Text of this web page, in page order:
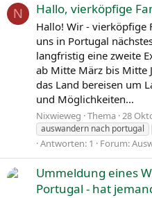
N Hallo, vierköpfige
Hallo! Wir - vierköpfige
uns in Portugal
langfristig eine zweite
ab Mitte März bis Mitte
das Land bereisen um
und Möglichkeiten...
Nixwieweg Thema 28
auswandern nach portugal
Antworten: 1 Forum:
Ummeldung eines
Portugal - hat